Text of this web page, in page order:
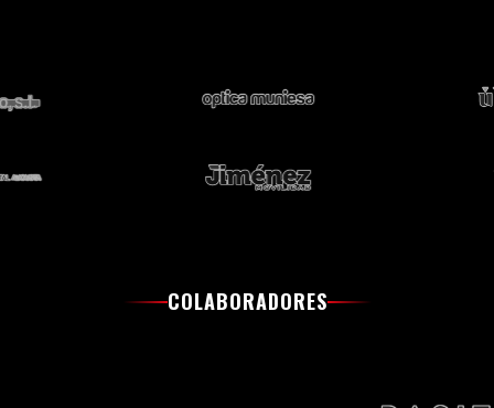
COLABORADORES